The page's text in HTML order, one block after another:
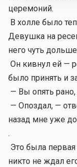
церемоний.
В холле было
Девушка на
него чуть
Он кивнул ей —
было принять и
— Вы опять
— Опоздал, —
назад мне уже
.
Это была
никто не ждал